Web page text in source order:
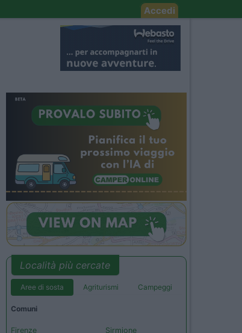
Accedi
Località più cercate
Aree di sosta Agriturismi Campeggi
Comuni
Firenze
Sirmione